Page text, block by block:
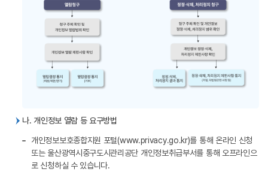
나. 개인정보 열람 등 요구방법
개인정보보호종합지원 포털(www.privacy.go.kr)를 통해 온라인 신청
또는 울산광역시중구도시관리공단 개인정보취급부서를 통해 오프라인으
로 신청하실 수 있습니다.